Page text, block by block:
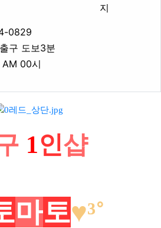
지
0829
구 도보3분
00시
1인샵
마토♥³˚